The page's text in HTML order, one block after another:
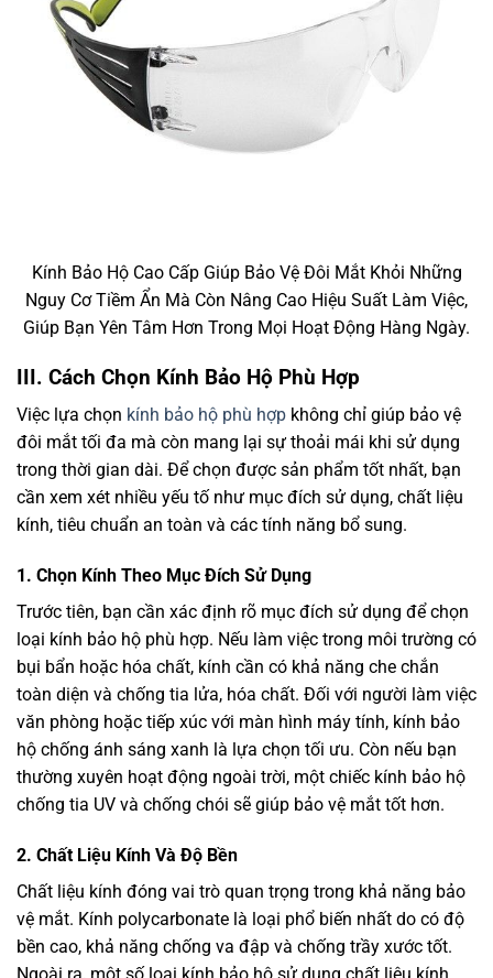
Kính Bảo Hộ Cao Cấp Giúp Bảo Vệ Đôi Mắt Khỏi Những
Nguy Cơ Tiềm Ẩn Mà Còn Nâng Cao Hiệu Suất Làm Việc,
Giúp Bạn Yên Tâm Hơn Trong Mọi Hoạt Động Hàng Ngày.
III. Cách Chọn Kính Bảo Hộ Phù Hợp
Việc lựa chọn kính bảo hộ phù hợp không chỉ giúp bảo vệ
đôi mắt tối đa mà còn mang lại sự thoải mái khi sử dụng
trong thời gian dài. Để chọn được sản phẩm tốt nhất, bạn
cần xem xét nhiều yếu tố như mục đích sử dụng, chất liệu
kính, tiêu chuẩn an toàn và các tính năng bổ sung.
1. Chọn Kính Theo Mục Đích Sử Dụng
Trước tiên, bạn cần xác định rõ mục đích sử dụng để chọn
loại kính bảo hộ phù hợp. Nếu làm việc trong môi trường có
bụi bẩn hoặc hóa chất, kính cần có khả năng che chắn
toàn diện và chống tia lửa, hóa chất. Đối với người làm việc
văn phòng hoặc tiếp xúc với màn hình máy tính, kính bảo
hộ chống ánh sáng xanh là lựa chọn tối ưu. Còn nếu bạn
thường xuyên hoạt động ngoài trời, một chiếc kính bảo hộ
chống tia UV và chống chói sẽ giúp bảo vệ mắt tốt hơn.
2. Chất Liệu Kính Và Độ Bền
Chất liệu kính đóng vai trò quan trọng trong khả năng bảo
vệ mắt. Kính polycarbonate là loại phổ biến nhất do có độ
bền cao, khả năng chống va đập và chống trầy xước tốt.